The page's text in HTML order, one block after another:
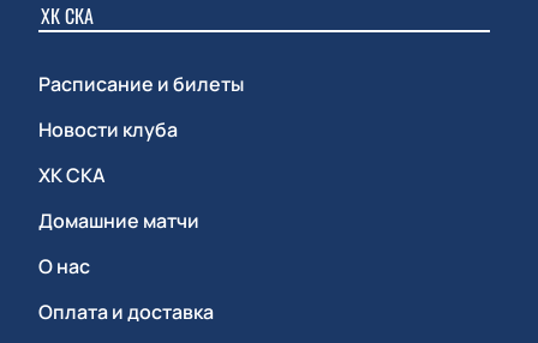
ХК СКА
Расписание и билеты
Новости клуба
ХК СКА
Домашние матчи
О нас
Оплата и доставка